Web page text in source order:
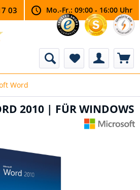
03 Mo.-Fr.: 09:00 - 16:00 Uhr
Word
2010 | FÜR WINDOWS